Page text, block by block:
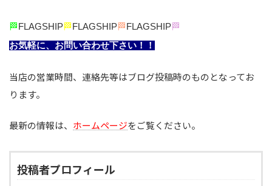
🏁 FLAGSHIP🏁 FLAGSHIP🏁 FLAGSHIP🏁
お気軽に、お問い合わせ下さい！！
当店の営業時間、連絡先等はブログ投稿時のものとなってお
ります。
最新の情報は、 ホームページをご覧ください。
投稿者プロフィール